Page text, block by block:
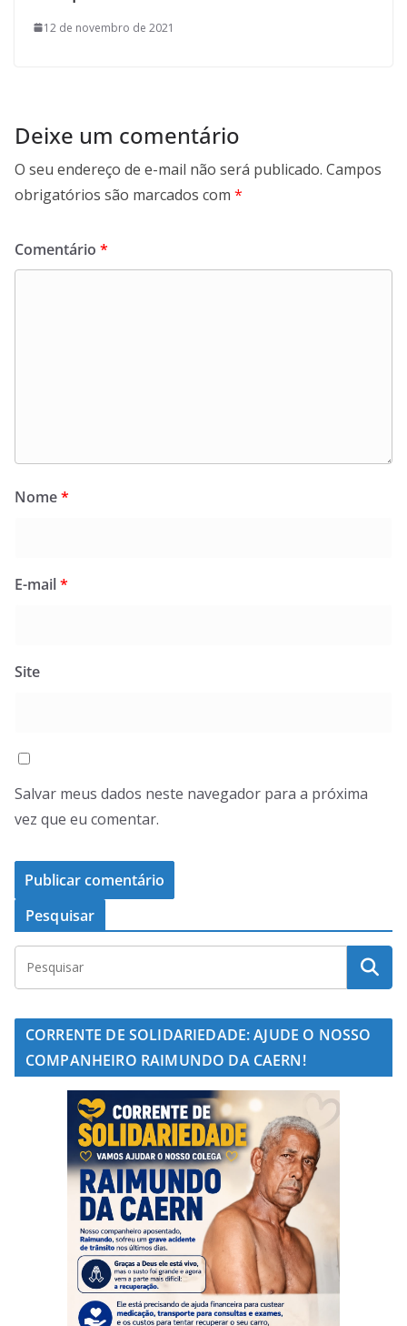
12 de novembro de 2021
Deixe um comentário
O seu endereço de e-mail não será publicado. Campos
obrigatórios são marcados com *
Comentário *
Nome*
E-mail*
Site
Salvar meus dados neste navegador para a próxima
vez que eu comentar.
Pesquisar
CORRENTE DE SOLIDARIEDADE: AJUDE O NOSSO
COMPANHEIRO RAIMUNDO DA CAERN!